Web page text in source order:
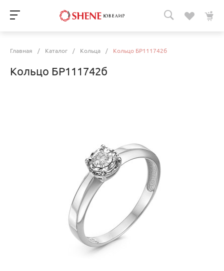
Главная / Каталог / Кольца / Кольцо БР111742б
Кольцо БР111742б